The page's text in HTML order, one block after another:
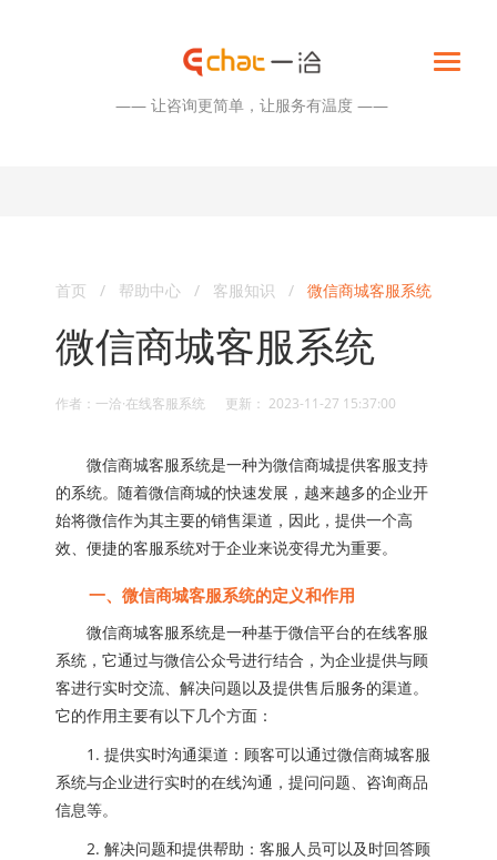
—— 让咨询更简单，让服务有温度 ——
首页 / 帮助中心 / 客服知识 / 微信商城客服系统
微信商城客服系统
作者：一洽·在线客服系统 更新： 2023-11-27 15:37:00
微信商城客服系统是一种为微信商城提供客服支持
的系统。随着微信商城的快速发展，越来越多的企业开
始将微信作为其主要的销售渠道，因此，提供一个高
效、便捷的客服系统对于企业来说变得尤为重要。
一、微信商城客服系统的定义和作用
微信商城客服系统是一种基于微信平台的在线客服
系统，它通过与微信公众号进行结合，为企业提供与顾
客进行实时交流、解决问题以及提供售后服务的渠道。
它的作用主要有以下几个方面：
1. 提供实时沟通渠道：顾客可以通过微信商城客服
系统与企业进行实时的在线沟通，提问问题、咨询商品
信息等。
2. 解决问题和提供帮助：客服人员可以及时回答顾